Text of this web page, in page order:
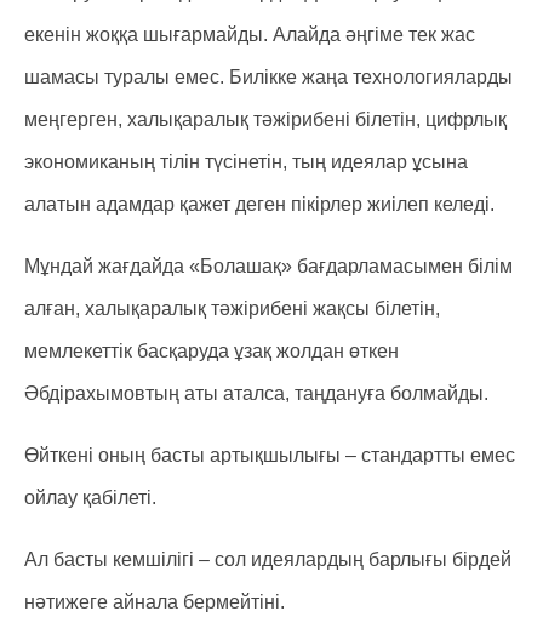
екенін жоққа шығармайды. Алайда әңгіме тек жас
шамасы туралы емес. Билікке жаңа технологияларды
меңгерген, халықаралық тәжірибені білетін, цифрлық
экономиканың тілін түсінетін, тың идеялар ұсына
алатын адамдар қажет деген пікірлер жиілеп келеді.
Мұндай жағдайда «Болашақ» бағдарламасымен білім
алған, халықаралық тәжірибені жақсы білетін,
мемлекеттік басқаруда ұзақ жолдан өткен
Әбдірахымовтың аты аталса, таңдануға болмайды.
Өйткені оның басты артықшылығы – стандартты емес
ойлау қабілеті.
Ал басты кемшілігі – сол идеялардың барлығы бірдей
нәтижеге айнала бермейтіні.